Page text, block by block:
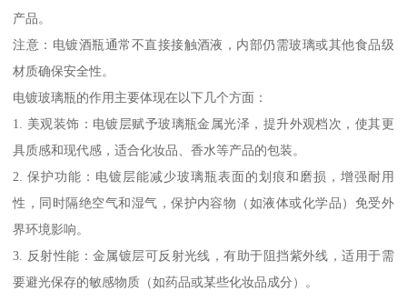
产品。
注意：电镀酒瓶通常不直接接触酒液，内部仍需玻璃或其他食品级
材质确保安全性。
电镀玻璃瓶的作用主要体现在以下几个方面：
1. 美观装饰：电镀层赋予玻璃瓶金属光泽，提升外观档次，使其更
具质感和现代感，适合化妆品、香水等产品的包装。
2. 保护功能：电镀层能减少玻璃瓶表面的划痕和磨损，增强耐用
性，同时隔绝空气和湿气，保护内容物（如液体或化学品）免受外
界环境影响。
3. 反射性能：金属镀层可反射光线，有助于阻挡紫外线，适用于需
要避光保存的敏感物质（如药品或某些化妆品成分）。